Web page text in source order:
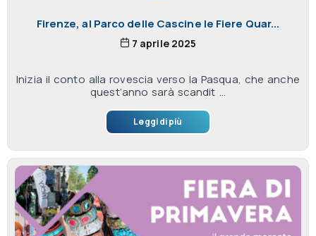
Firenze, al Parco delle Cascine le Fiere Quar...
7 aprile 2025
Inizia il conto alla rovescia verso la Pasqua, che anche
quest’anno sarà scandit ...
Leggi di più